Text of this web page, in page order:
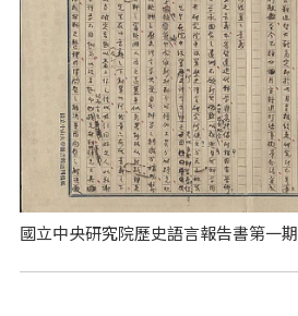
國立中央研究院歷史語言報告書第一期